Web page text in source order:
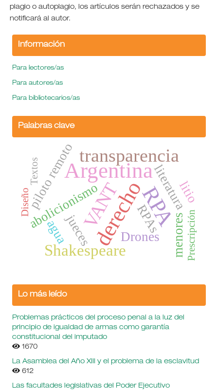
plagio o autoplagio, los artículos serán rechazados y se
notificará al autor.
Información
Para lectores/as
Para autores/as
Para bibliotecarios/as
Palabras clave
RPA
Argentina
derecho
VANT
transparencia
Shakespeare
literatura
abolicionismo
jueces Drones
RPAs
piloto remoto
agua menores
litio
Diseño
Prescripción
Textos
Lo más leído
Problemas prácticos del proceso penal a la luz del
principio de igualdad de armas como garantía
constitucional del imputado
1670
La Asamblea del Año XIII y el problema de la esclavitud
612
Las facultades legislativas del Poder Ejecutivo